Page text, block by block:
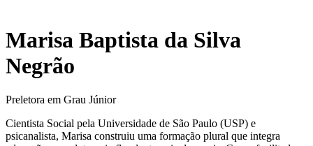
Marisa Baptista da Silva
Negrão
Preletora em Grau Júnior
Cientista Social pela Universidade de São Paulo (USP) e
psicanalista, Marisa construiu uma formação plural que integra